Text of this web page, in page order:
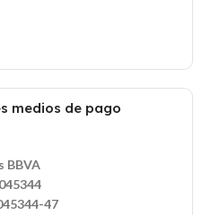
medios de pago
BBVA
47